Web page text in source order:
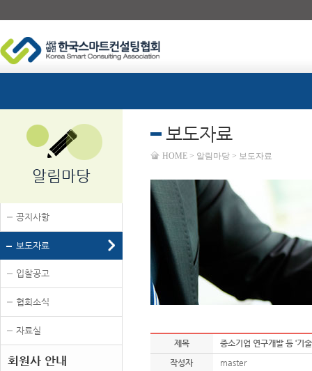
알림마당
공지사항
보도자료
입찰공고
협회소식
자료실
회원사 안내
보도자료
HOME > 알림마당 > 보도자료
제목
중소기업 연구개발 등 ‘기
작성자
master